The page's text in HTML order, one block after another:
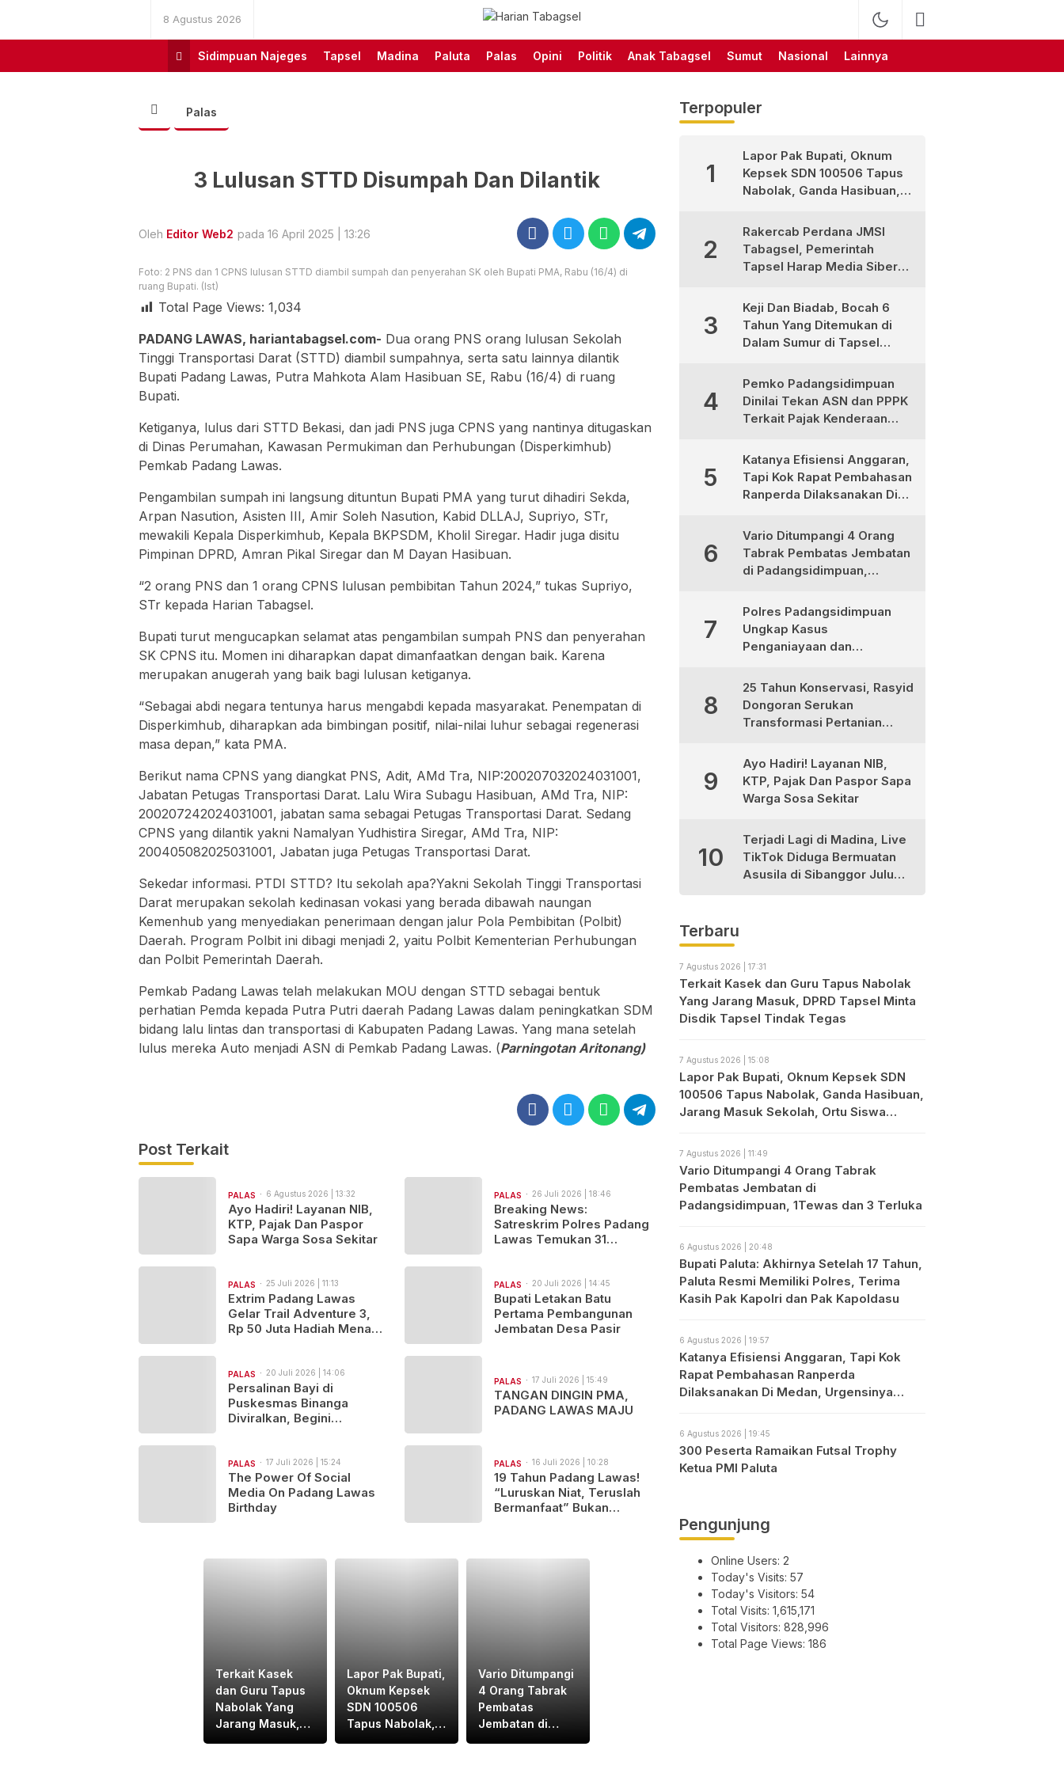
8 Agustus 2026
Harian Tabagsel
Harian Tabagsel Official
Website
Sidimpuan Najeges
Tapsel Madina Paluta Palas Opini Politik Anak Tabagsel Sumut Nasional Lainnya
Palas
3 Lulusan STTD Disumpah Dan Dilantik
Oleh Editor Web2 pada 16 April 2025 | 13:26
Foto: 2 PNS dan 1 CPNS lulusan STTD diambil sumpah dan penyerahan SK oleh Bupati PMA, Rabu (16/4) di
ruang Bupati. (Ist)
Total Page Views: 1,034
PADANG LAWAS, hariantabagsel.com- Dua orang PNS orang lulusan Sekolah
Tinggi Transportasi Darat (STTD) diambil sumpahnya, serta satu lainnya dilantik
Bupati Padang Lawas, Putra Mahkota Alam Hasibuan SE, Rabu (16/4) di ruang
Bupati.
Ketiganya, lulus dari STTD Bekasi, dan jadi PNS juga CPNS yang nantinya ditugaskan
di Dinas Perumahan, Kawasan Permukiman dan Perhubungan (Disperkimhub)
Pemkab Padang Lawas.
Pengambilan sumpah ini langsung dituntun Bupati PMA yang turut dihadiri Sekda,
Arpan Nasution, Asisten III, Amir Soleh Nasution, Kabid DLLAJ, Supriyo, STr,
mewakili Kepala Disperkimhub, Kepala BKPSDM, Kholil Siregar. Hadir juga disitu
Pimpinan DPRD, Amran Pikal Siregar dan M Dayan Hasibuan.
“2 orang PNS dan 1 orang CPNS lulusan pembibitan Tahun 2024,” tukas Supriyo,
STr kepada Harian Tabagsel.
Bupati turut mengucapkan selamat atas pengambilan sumpah PNS dan penyerahan
SK CPNS itu. Momen ini diharapkan dapat dimanfaatkan dengan baik. Karena
merupakan anugerah yang baik bagi lulusan ketiganya.
“Sebagai abdi negara tentunya harus mengabdi kepada masyarakat. Penempatan di
Disperkimhub, diharapkan ada bimbingan positif, nilai-nilai luhur sebagai regenerasi
masa depan,” kata PMA.
Berikut nama CPNS yang diangkat PNS, Adit, AMd Tra, NIP:200207032024031001,
Jabatan Petugas Transportasi Darat. Lalu Wira Subagu Hasibuan, AMd Tra, NIP:
200207242024031001, jabatan sama sebagai Petugas Transportasi Darat. Sedang
CPNS yang dilantik yakni Namalyan Yudhistira Siregar, AMd Tra, NIP:
200405082025031001, Jabatan juga Petugas Transportasi Darat.
Sekedar informasi. PTDI STTD? Itu sekolah apa?Yakni Sekolah Tinggi Transportasi
Darat merupakan sekolah kedinasan vokasi yang berada dibawah naungan
Kemenhub yang menyediakan penerimaan dengan jalur Pola Pembibitan (Polbit)
Daerah. Program Polbit ini dibagi menjadi 2, yaitu Polbit Kementerian Perhubungan
dan Polbit Pemerintah Daerah.
Pemkab Padang Lawas telah melakukan MOU dengan STTD sebagai bentuk
perhatian Pemda kepada Putra Putri daerah Padang Lawas dalam peningkatkan SDM
bidang lalu lintas dan transportasi di Kabupaten Padang Lawas. Yang mana setelah
lulus mereka Auto menjadi ASN di Pemkab Padang Lawas. (Parningotan Aritonang)
Post Terkait
PALAS 6 Agustus 2026 | 13:32
Ayo Hadiri! Layanan NIB,
KTP, Pajak Dan Paspor
Sapa Warga Sosa Sekitar
PALAS 26 Juli 2026 | 18:46
Breaking News:
Satreskrim Polres Padang
Lawas Temukan 31
PALAS 25 Juli 2026 | 11:13
Extrim Padang Lawas
Gelar Trail Adventure 3,
Rp 50 Juta Hadiah Menanti
Hobi!
PALAS 20 Juli 2026 | 14:45
Bupati Letakan Batu
Pertama Pembangunan
Jembatan Desa Pasir
PALAS 20 Juli 2026 | 14:06
Persalinan Bayi di
Puskesmas Binanga
Diviralkan, Begini
PALAS 17 Juli 2026 | 15:49
TANGAN DINGIN PMA,
PADANG LAWAS MAJU
PALAS 17 Juli 2026 | 15:24
The Power Of Social
Media On Padang Lawas
Birthday
PALAS 16 Juli 2026 | 10:28
19 Tahun Padang Lawas!
“Luruskan Niat, Teruslah
Bermanfaat” Bukan
Terkait Kasek
dan Guru Tapus
Nabolak Yang
Jarang Masuk,
Lapor Pak Bupati,
Oknum Kepsek
SDN 100506
Tapus Nabolak,
Vario Ditumpangi
4 Orang Tabrak
Pembatas
Jembatan di
Terpopuler
1
Lapor Pak Bupati, Oknum
Kepsek SDN 100506 Tapus
Nabolak, Ganda Hasibuan,
Siswa Protes
2
Rakercab Perdana JMSI
Tabagsel, Pemerintah
Tapsel Harap Media Siber
Pembangunan
3
Keji Dan Biadab, Bocah 6
Tahun Yang Ditemukan di
Dalam Sumur di Tapsel
Pembunuhan, Pelaku
Berhasil di Bekuk Polisi
4
Pemko Padangsidimpuan
Dinilai Tekan ASN dan PPPK
Terkait Pajak Kenderaan
5
Katanya Efisiensi Anggaran,
Tapi Kok Rapat Pembahasan
Ranperda Dilaksanakan Di
6
Vario Ditumpangi 4 Orang
Tabrak Pembatas Jembatan
di Padangsidimpuan,
7
Polres Padangsidimpuan
Ungkap Kasus
Penganiayaan dan
Diamankan
8
25 Tahun Konservasi, Rasyid
Dongoran Serukan
Transformasi Pertanian
9
Ayo Hadiri! Layanan NIB,
KTP, Pajak Dan Paspor Sapa
Warga Sosa Sekitar
10
Terjadi Lagi di Madina, Live
TikTok Diduga Bermuatan
Asusila di Sibanggor Julu
Terbaru
7 Agustus 2026 | 17:31
Terkait Kasek dan Guru Tapus Nabolak
Yang Jarang Masuk, DPRD Tapsel Minta
Disdik Tapsel Tindak Tegas
7 Agustus 2026 | 15:08
Lapor Pak Bupati, Oknum Kepsek SDN
100506 Tapus Nabolak, Ganda Hasibuan,
Jarang Masuk Sekolah, Ortu Siswa
7 Agustus 2026 | 11:49
Vario Ditumpangi 4 Orang Tabrak
Pembatas Jembatan di
Padangsidimpuan, 1Tewas dan 3 Terluka
6 Agustus 2026 | 20:48
Bupati Paluta: Akhirnya Setelah 17 Tahun,
Paluta Resmi Memiliki Polres, Terima
Kasih Pak Kapolri dan Pak Kapoldasu
6 Agustus 2026 | 19:57
Katanya Efisiensi Anggaran, Tapi Kok
Rapat Pembahasan Ranperda
Dilaksanakan Di Medan, Urgensinya
6 Agustus 2026 | 19:45
300 Peserta Ramaikan Futsal Trophy
Ketua PMI Paluta
Pengunjung
Online Users: 2
Today's Visits: 57
Today's Visitors: 54
Total Visits: 1,615,171
Total Visitors: 828,996
Total Page Views: 186